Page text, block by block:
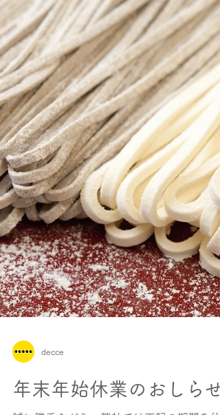
（日） ​ ■ショップ対応について■​ 休業中
注文は可能ですが、出荷作業がお休みとな
ます。 休業中の注文につきましては、8月
日（月）以降、順次対応させていただきま
す。 ​■お問い合わせについて■​ 休業中は
メールやお電話等でのお問い合わせに対す
ご返答が休止となります。 休業中にいただ
いたメール・FAXでのお問い合わせにつき
しては、8月18日（月）以降、順次対応さ
ていただきます。 また、DECCEでは暦通
のお休みを頂いております。 夏期休業期間
の他、土曜・日曜・祝日も定休日となって
りますので、何卒ご了承くださいますよう
よろしくお願い致します。 今年の夏も厳し
い暑さですが、お元気にお過ごしですか。
こんなに暑くては避暑地としてのアイデン
ィティが危ういのではないかという気がう
うすしている富士五湖エリアですが、それ
もやはり夜は過ごしやすい気温であること
多いです。